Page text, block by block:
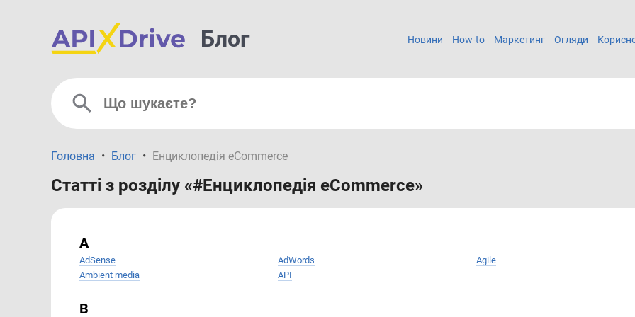
Блог Новини How-to Маркетинг Огляди
Головна • Блог • Енциклопедія eCommerce
Статті з розділу «#Енциклопедія eCommerce»
A
AdSense AdWords
Agile
Ambient media
API
B